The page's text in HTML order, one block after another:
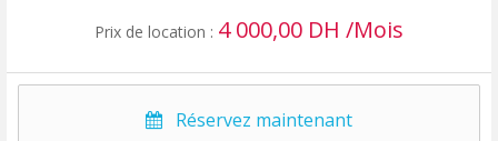
Prix de location : 4 000,00 DH /Mois
Réservez maintenant